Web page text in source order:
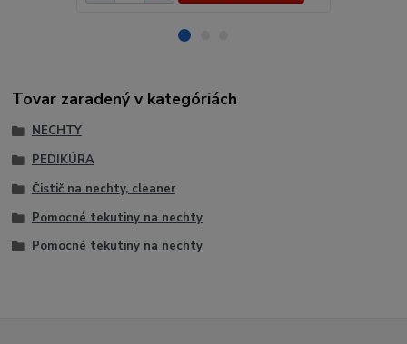
Tovar zaradený v kategóriách
NECHTY
PEDIKÚRA
Čistič na nechty, cleaner
Pomocné tekutiny na nechty
Pomocné tekutiny na nechty